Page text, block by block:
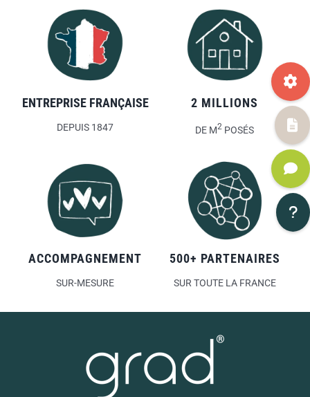
ENTREPRISE FRANÇAISE
DEPUIS 1847
2 MILLIONS
DE M2 POSÉS
ACCOMPAGNEMENT
SUR-MESURE
500+ PARTENAIRES
SUR TOUTE LA FRANCE